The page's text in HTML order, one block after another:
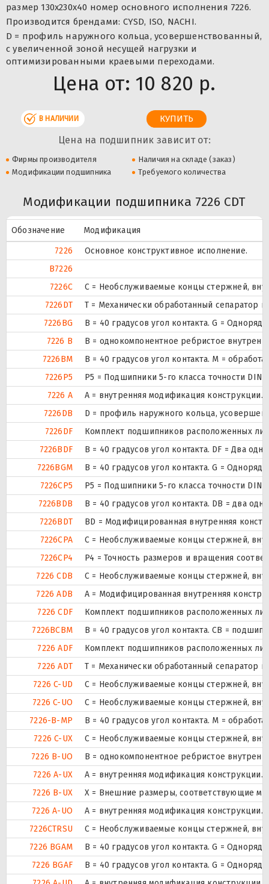
размер 130x230x40 номер основного исполнения 7226.
Производится брендами: CYSD, ISO, NACHI.
D = профиль наружного кольца, усовершенствованный,
с увеличенной зоной несущей нагрузки и
оптимизированными краевыми переходами.
Цена от: 10 820 р.
В НАЛИЧИИ
Цена на подшипник зависит от:
Фирмы производителя
Наличия на складе (заказ)
Модификации подшипника
Требуемого количества
Модификации подшипника 7226 CDT
Обозначение
Модификация
7226
Основное конструктивное исполнение.
B7226
7226C
С = Необслуживаемые концы стержней,
7226DT
T = Механически обработанный сепаратор
7226BG
B = 40 градусов угол контакта. G =
7226 B
B = однокомпонентное ребристое
7226BM
B = 40 градусов угол контакта. M =
7226P5
P5 = Подшипники 5-го класса точности DIN
7226 A
A = внутренняя модификация конструкции.
7226DB
D = профиль наружного кольца,
7226DF
Комплект подшипников расположенных
7226BDF
B = 40 градусов угол контакта. DF = Два
7226BGM
B = 40 градусов угол контакта. G =
7226CP5
P5 = Подшипники 5-го класса точности DIN
7226BDB
B = 40 градусов угол контакта. DB = два
7226BDT
BD = Модифицированная внутренняя
7226CPA
С = Необслуживаемые концы стержней,
7226CP4
P4 = Точность размеров и вращения
7226 CDB
С = Необслуживаемые концы стержней,
7226 ADB
A = Модифицированная внутренняя
7226 CDF
Комплект подшипников расположенных
7226BCBM
B = 40 градусов угол контакта. CB =
7226 ADF
Комплект подшипников расположенных
7226 ADT
T = Механически обработанный сепаратор
7226 C-UD
С = Необслуживаемые концы стержней,
7226 C-UO
С = Необслуживаемые концы стержней,
7226-B-MP
B = 40 градусов угол контакта. M =
7226 C-UX
С = Необслуживаемые концы стержней,
7226 B-UO
B = однокомпонентное ребристое
7226 A-UX
A = внутренняя модификация конструкции.
7226 B-UX
X = Внешние размеры, соответствующие
7226 A-UO
A = внутренняя модификация конструкции.
7226CTRSU
С = Необслуживаемые концы стержней,
7226 BGAM
B = 40 градусов угол контакта. G =
7226 BGAF
B = 40 градусов угол контакта. G =